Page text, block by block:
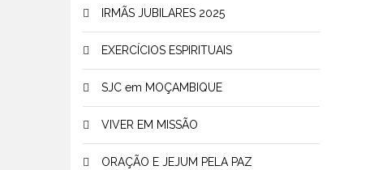
IRMÃS JUBILARES 2025
EXERCÍCIOS ESPIRITUAIS
SJC em MOÇAMBIQUE
VIVER EM MISSÃO
ORAÇÃO E JEJUM PELA PAZ